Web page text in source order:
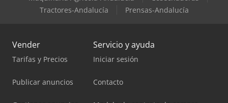
Tractores-Andalucía
Prensas-Andalucía
Vender
Tarifas y Precios
Publicar anuncios
Servicio y ayuda
Iniciar sesión
Contacto